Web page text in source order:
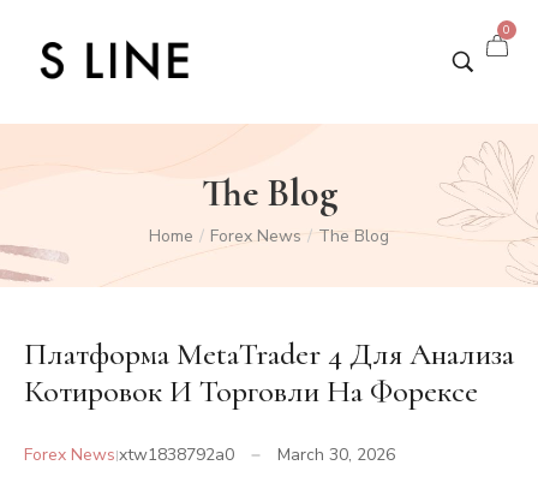
0
The Blog
Home / Forex News / The Blog
Платформа MetaTrader 4 Для Анализа
Котировок И Торговли На Форексе
Forex News xtw1838792a0 March 30, 2026